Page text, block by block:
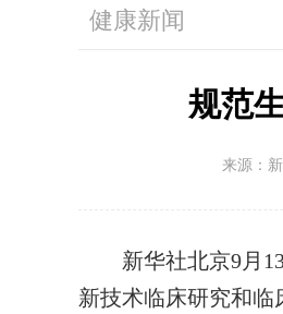
健康新闻
规范
来源：
新华社北京9月13
新技术临床研究和临